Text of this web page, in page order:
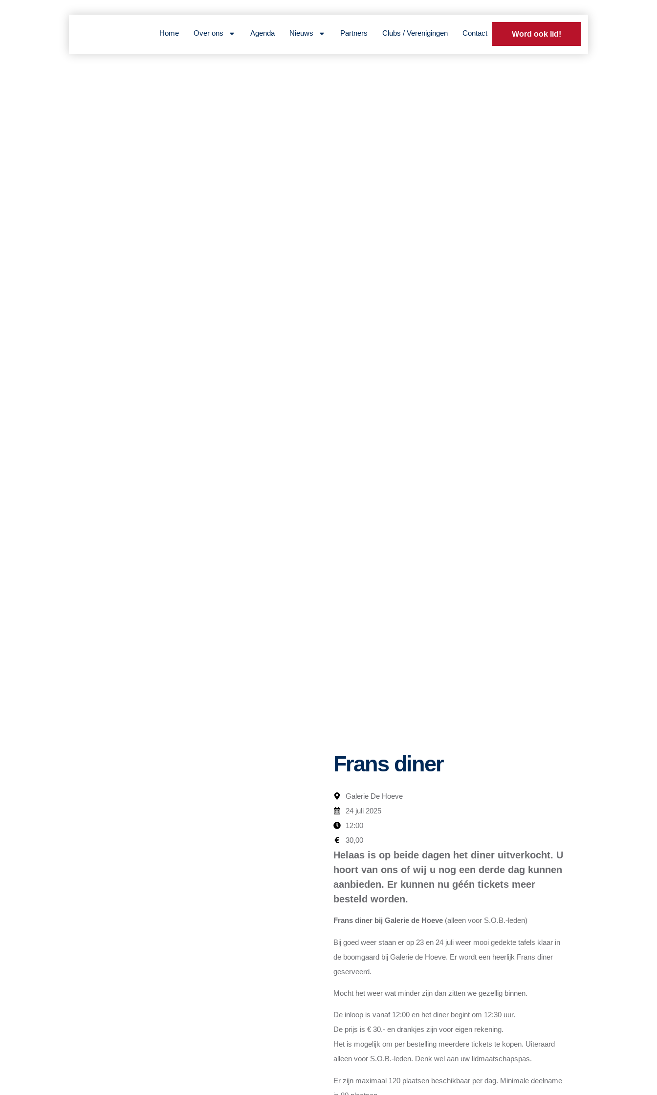
Home Over ons Agenda Nieuws Partners Clubs / Verenigingen Contact Word ook lid!
Frans diner
Galerie De Hoeve
24 juli 2025
12:00
30,00
Helaas is op beide dagen het diner uitverkocht. U
hoort van ons of wij u nog een derde dag kunnen
aanbieden. Er kunnen nu géén tickets meer
besteld worden.
Frans diner bij Galerie de Hoeve(alleen voor S.O.B.-leden)
Bij goed weer staan er op 23 en 24 juli weer mooi gedekte tafels klaar in
de boomgaard bij Galerie de Hoeve. Er wordt een heerlijk Frans diner
geserveerd.
Mocht het weer wat minder zijn dan zitten we gezellig binnen.
De inloop is vanaf 12:00 en het diner begint om 12:30 uur.
De prijs is € 30.- en drankjes zijn voor eigen rekening.
Het is mogelijk om per bestelling meerdere tickets te kopen. Uiteraard
alleen voor S.O.B.-leden. Denk wel aan uw lidmaatschapspas.
Er zijn maximaal 120 plaatsen beschikbaar per dag. Minimale deelname